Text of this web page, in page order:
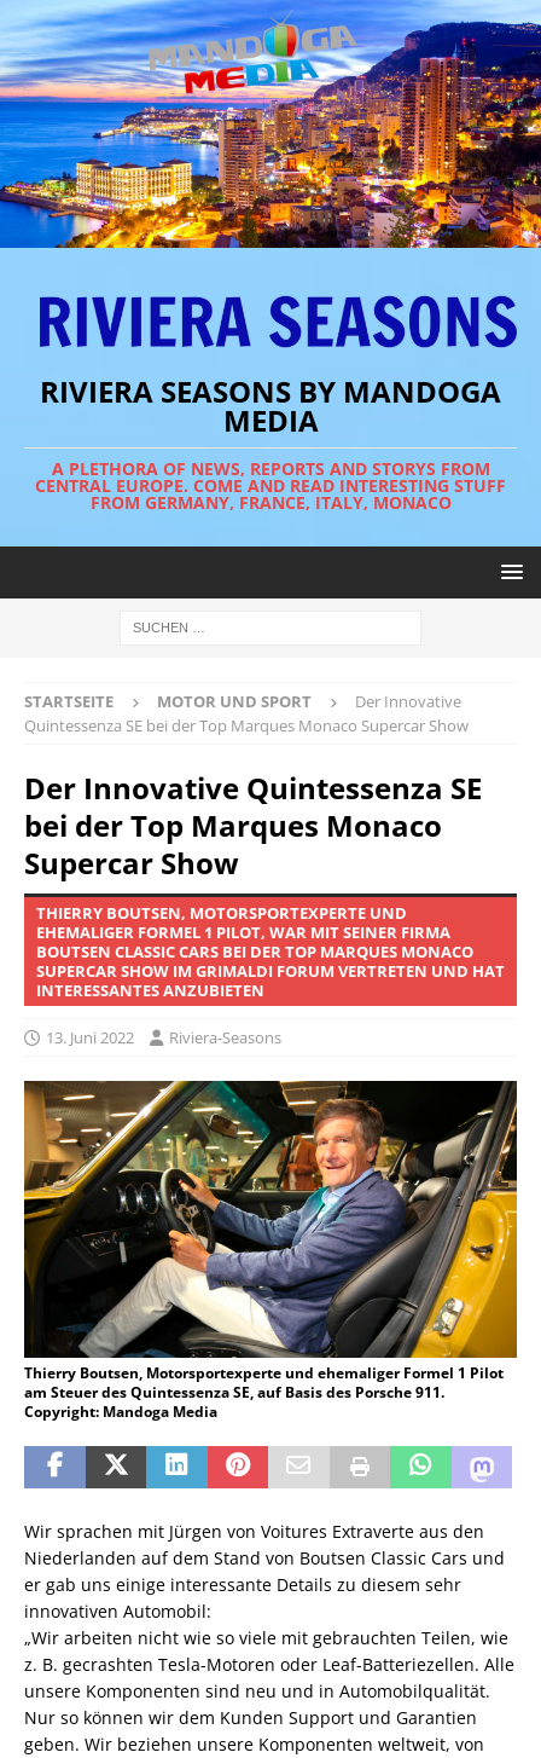
RIVIERA SEASONS BY MANDOGA
MEDIA
A PLETHORA OF NEWS, REPORTS AND STORYS FROM
CENTRAL EUROPE. COME AND READ INTERESTING STUFF
FROM GERMANY, FRANCE, ITALY, MONACO
STARTSEITE MOTOR UND SPORT
Der Innovative
Quintessenza SE bei der Top Marques Monaco Supercar Show
Der Innovative Quintessenza SE
bei der Top Marques Monaco
Supercar Show
THIERRY BOUTSEN, MOTORSPORTEXPERTE UND
EHEMALIGER FORMEL 1 PILOT, WAR MIT SEINER FIRMA
BOUTSEN CLASSIC CARS BEI DER TOP MARQUES MONACO
SUPERCAR SHOW IM GRIMALDI FORUM VERTRETEN UND HAT
INTERESSANTES ANZUBIETEN
13. Juni 2022 Riviera-Seasons
Thierry Boutsen, Motorsportexperte und ehemaliger Formel 1 Pilot
am Steuer des Quintessenza SE, auf Basis des Porsche 911.
Copyright: Mandoga Media
Wir sprachen mit Jürgen von Voitures Extraverte aus den
Niederlanden auf dem Stand von Boutsen Classic Cars und
er gab uns einige interessante Details zu diesem sehr
innovativen Automobil:
„Wir arbeiten nicht wie so viele mit gebrauchten Teilen, wie
z. B. gecrashten Tesla-Motoren oder Leaf-Batteriezellen. Alle
unsere Komponenten sind neu und in Automobilqualität.
Nur so können wir dem Kunden Support und Garantien
geben. Wir beziehen unsere Komponenten weltweit, von